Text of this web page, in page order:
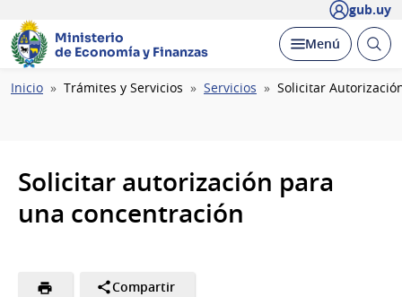
gub.uy
Ministerio
de Economía y Finanzas
Desplegar
Menú Abrir
Ruta
Inicio Trámites y Servicios Servicios Solicitar
Solicitar autorización para
una concentración
Compartir